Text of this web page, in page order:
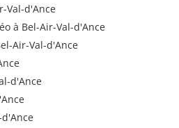
Val-d'Ance
à Bel-Air-Val-d'Ance
Air-Val-d'Ance
d'Ance